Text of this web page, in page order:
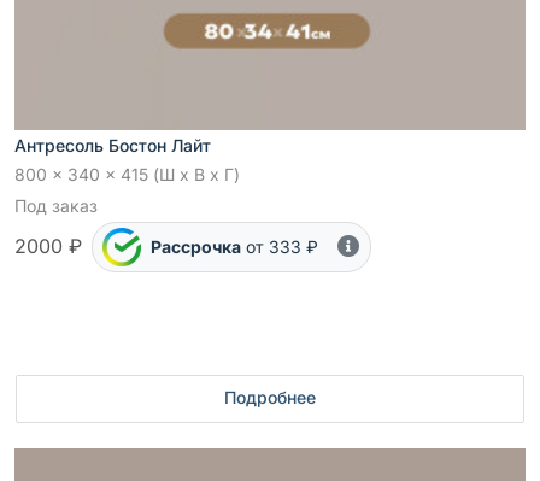
Антресоль Бостон Лайт
800 x 340 x 415 (Ш x В x Г)
Под заказ
2000 ₽ Рассрочка от 333 ₽
Подробнее